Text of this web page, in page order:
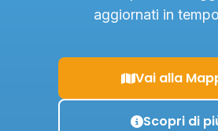
aggiornati in
Vai alla
Scopri di